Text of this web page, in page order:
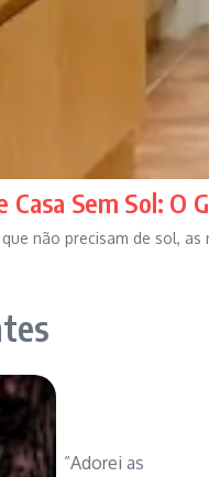
Casa Sem Sol:
não precisam de sol,
”Adorei as